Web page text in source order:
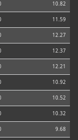
10.82
11.59
12.27
12.37
12.21
10.92
10.52
10.32
9.68